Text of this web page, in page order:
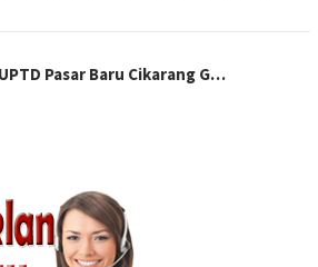
Pasar Baru Cikarang G…